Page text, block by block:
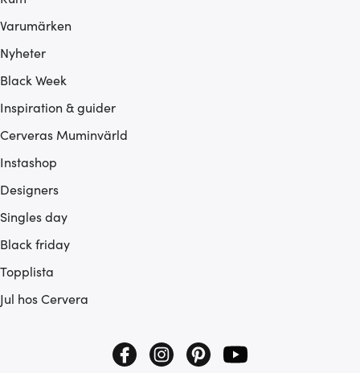
Varumärken
Nyheter
Black Week
Inspiration & guider
Cerveras Muminvärld
Instashop
Designers
Singles day
Black friday
Topplista
Jul hos Cervera